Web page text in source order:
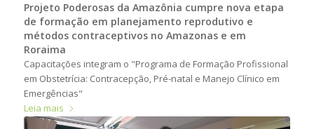
Projeto Poderosas da Amazônia cumpre nova etapa
de formação em planejamento reprodutivo e
métodos contraceptivos no Amazonas e em
Roraima
Capacitações integram o "Programa de Formação Profissional
em Obstetrícia: Contracepção, Pré-natal e Manejo Clínico em
Emergências"
Leia mais